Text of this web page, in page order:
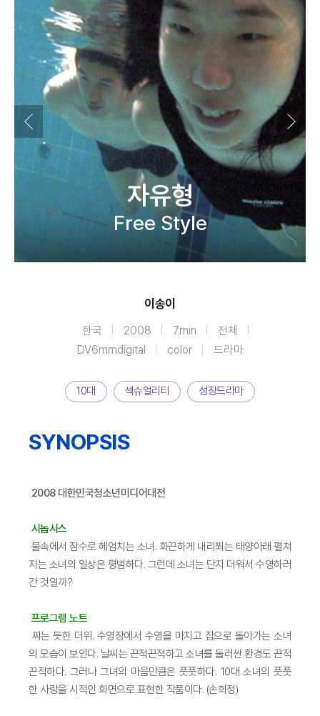
자유형
Free Style
이송이
한국 2008 7min
전체
DV6mmdigital
color 드라마
10대 섹슈얼리티 성장드라마
SYNOPSIS
2008 대한민국청소년미디어대전
시놉시스
물속에서 잠수로 헤엄치는 소녀. 화끈하게 내리쬐는 태양아래 펼쳐
지는 소녀의 일상은 평범하다. 그런데 소녀는 단지 더워서 수영하러
간 것일까?
프로그램 노트
찌는 듯한 더위. 수영장에서 수영을 마치고 집으로 돌아가는 소녀
의 모습이 보인다. 날씨는 끈적끈적하고 소녀를 둘러싼 환경도 끈적
끈적하다. 그러나 그녀의 마음만큼은 풋풋하다. 10대 소녀의 풋풋
한 사랑을 시적인 화면으로 표현한 작품이다. (손희정)